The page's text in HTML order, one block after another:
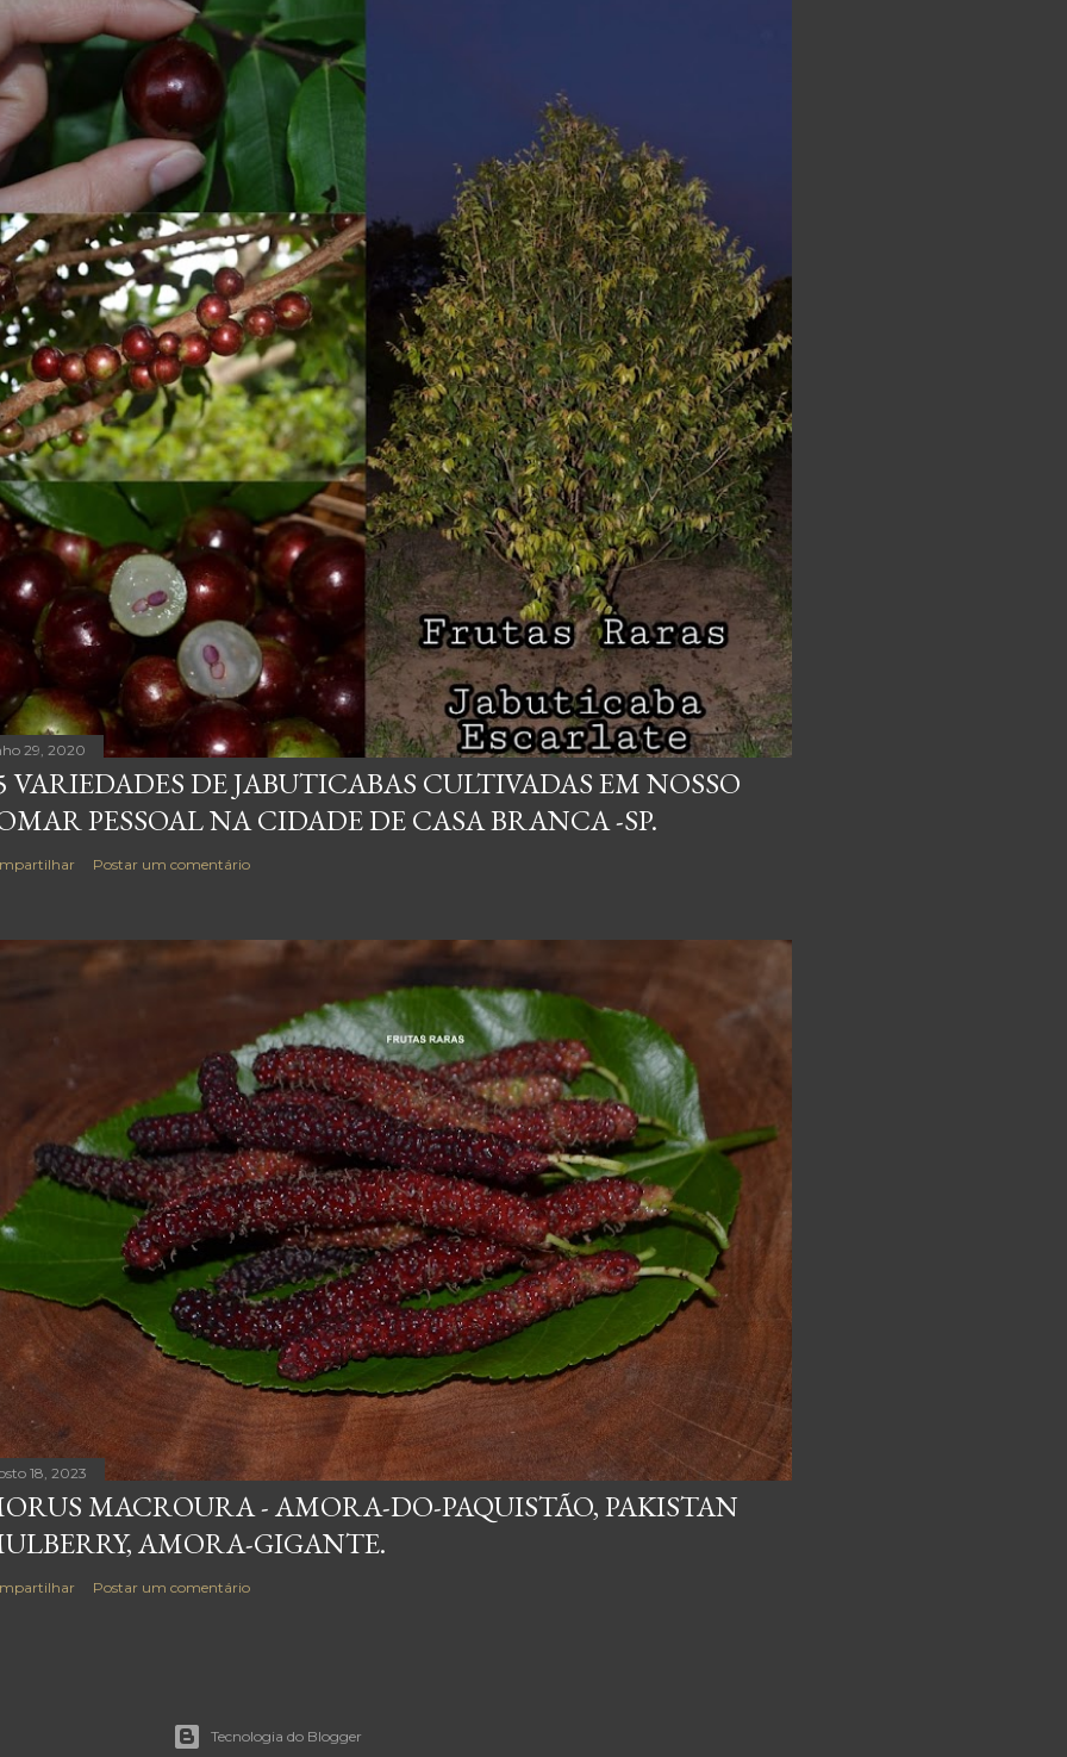
29, 2020
VARIEDADES DE JABUTICABAS CULTIVADAS EM NOSSO
PESSOAL NA CIDADE DE CASA BRANCA -SP.
Postar um comentário
18, 2023
MACROURA - AMORA-DO-PAQUISTÃO, PAKISTAN
AMORA-GIGANTE.
Postar um comentário
Tecnologia do Blogger